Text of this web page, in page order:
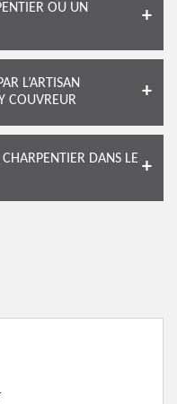
OU UN
L’ARTISAN
COUVREUR
DANS LE